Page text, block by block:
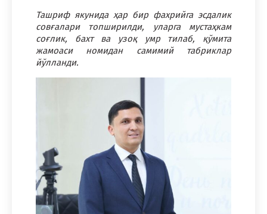
Ташриф якунида ҳар бир фахрийга эсдалик
совғалари топширилди, уларга мустаҳкам
соғлик, бахт ва узоқ умр тилаб, қўмита
жамоаси номидан самимий табриклар
йўлланди.